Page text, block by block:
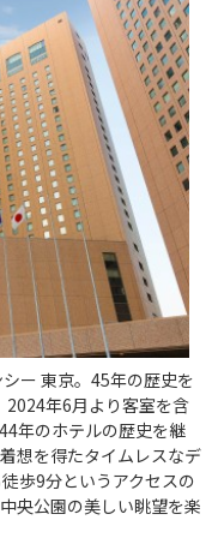
ー 東京。45年の歴史を
2024年6月より客室を含
年のホテルの歴史を継
想を得たタイムレスなデ
歩9分というアクセスの
央公園の美しい眺望を楽